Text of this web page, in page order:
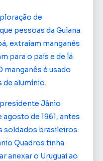
de
pessoas da Guiana
extraíam manganês
para o país e de lá
manganês é usado
de alumínio.
Jânio
de 1961, antes
soldados brasileiros.
Quadros tinha
anexar o Uruguai ao